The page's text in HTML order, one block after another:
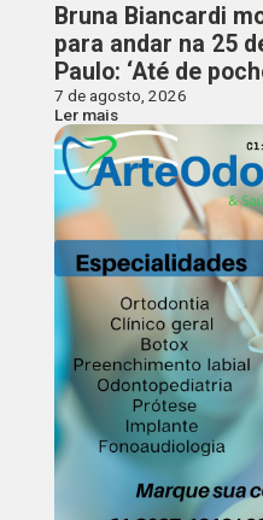
Bruna Biancardi
para andar na 25
Paulo: ‘Até de
7 de agosto, 2026
Ler mais